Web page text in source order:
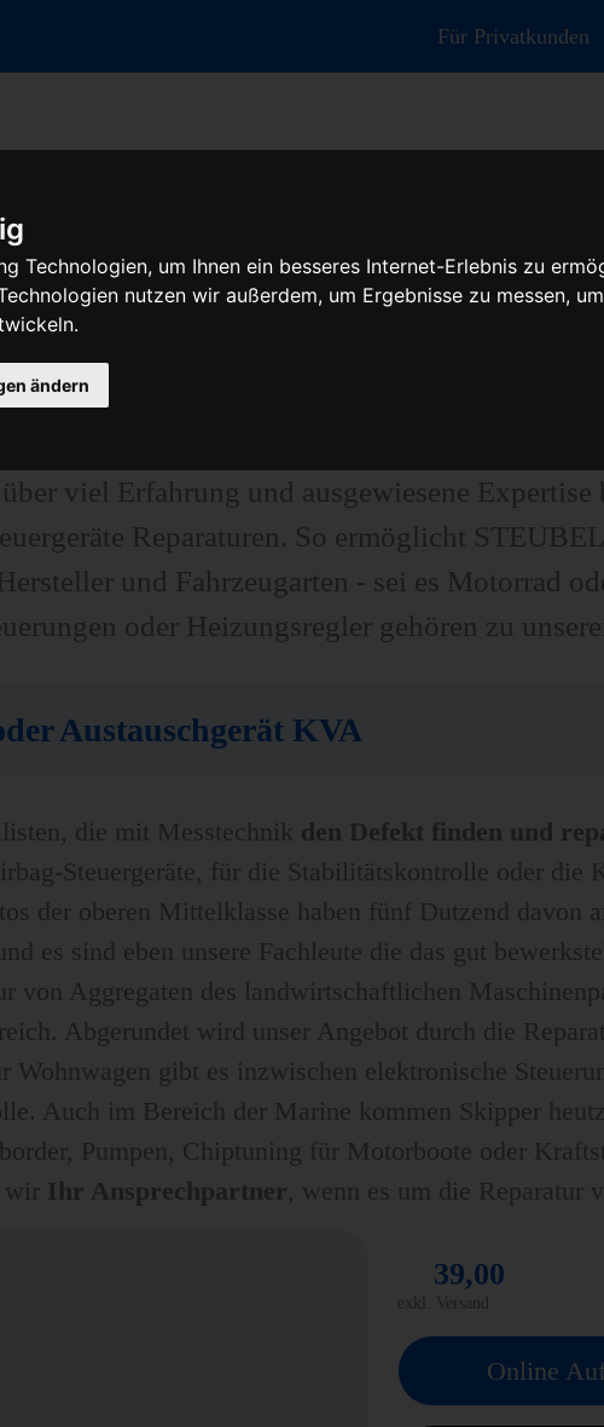
Technologien, um Ihnen ein besseres Internet-Erlebnis zu
nutzen wir außerdem, um Ergebnisse zu messen,
ändern
Für Privatkunden
Reparatur oder Austauschgerät KVA
Prüfungen und Reparaturen von
viel Erfahrung und ausgewiesene Expertise
Reparaturen. So ermöglicht
und Fahrzeugarten - sei es Motorrad
oder Heizungsregler gehören zu
Austauschgerät KVA
die mit Messtechnik den Defekt finden und
Steuergeräte, für die Stabilitätskontrolle oder die
der oberen Mittelklasse haben fünf Dutzend davon
es sind eben unsere Fachleute die das gut
von Aggregaten des landwirtschaftlichen
Abgerundet wird unser Angebot durch die
Wohnwagen gibt es inzwischen elektronische
Auch im Bereich der Marine kommen Skipper
Pumpen, Chiptuning für Motorboote oder
Ihr Ansprechpartner, wenn es um die Reparatur
39,00
exkl. Versand
Online